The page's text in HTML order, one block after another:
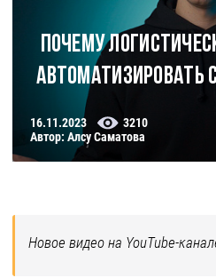
Почему
автоматизировать
16.11.2023
3210
Автор: Алсу Саматова
Новое видео на YouTube-